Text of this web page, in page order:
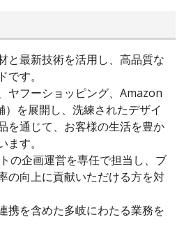
と最新技術を活用し、高品質な
す。
ヤフーショッピング、Amazon
）を展開し、洗練されたデザイ
を通じて、お客様の生活を豊か
す。
の企画運営を専任で担当し、ブ
の向上に貢献いただける方を対
携を含めた多岐にわたる業務を